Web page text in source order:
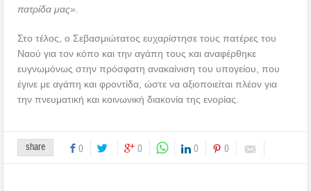
πατρίδα μας».
Στο τέλος, ο Σεβασμιώτατος ευχαρίστησε τους πατέρες του
Ναού για τον κόπο και την αγάπη τους και αναφέρθηκε
ευγνωμόνως στην πρόσφατη ανακαίνιση του υπογείου, που
έγινε με αγάπη και φροντίδα, ώστε να αξιοποιείται πλέον για
την πνευματική και κοινωνική διακονία της ενορίας.
share 0 0 0 0